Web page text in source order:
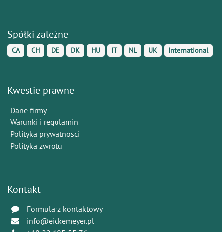
Spółki zależne
CA CH DE DK HU IT NL UK International
Kwestie prawne
Dane firmy
Warunki i regulamin
Polityka prywatnosci
Polityka zwrotu
Kontakt
Formularz kontaktowy
info@eickemeyer.pl